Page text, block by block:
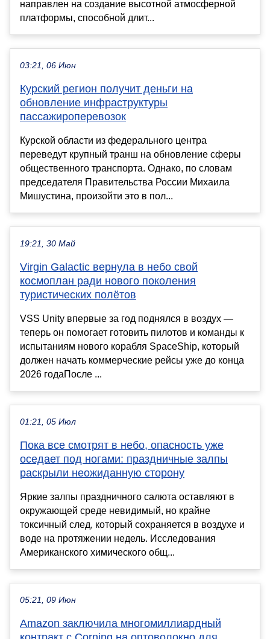
направлен на создание высотной атмосферной
платформы, способной длит...
03:21, 06 Июн
Курский регион получит деньги на
обновление инфраструктуры
пассажироперевозок
Курской области из федерального центра
переведут крупный транш на обновление сферы
общественного транспорта. Однако, по словам
председателя Правительства России Михаила
Мишустина, произойти это в пол...
19:21, 30 Май
Virgin Galactic вернула в небо свой
космоплан ради нового поколения
туристических полётов
VSS Unity впервые за год поднялся в воздух —
теперь он помогает готовить пилотов и команды к
испытаниям нового корабля SpaceShip, который
должен начать коммерческие рейсы уже до конца
2026 годаПосле ...
01:21, 05 Июл
Пока все смотрят в небо, опасность уже
оседает под ногами: праздничные залпы
раскрыли неожиданную сторону
Яркие залпы праздничного салюта оставляют в
окружающей среде невидимый, но крайне
токсичный след, который сохраняется в воздухе и
воде на протяжении недель. Исследования
Американского химического общ...
05:21, 09 Июн
Amazon заключила многомиллиардный